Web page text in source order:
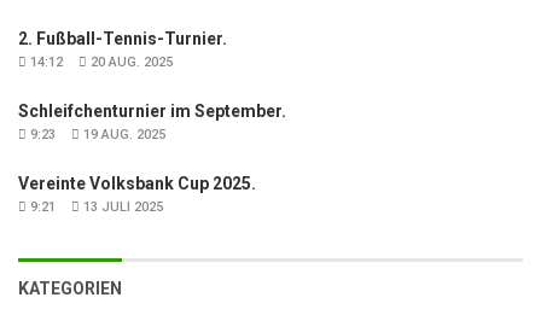
2. Fußball-Tennis-Turnier.
14:12 20 AUG. 2025
Schleifchenturnier im September.
9:23 19 AUG. 2025
Vereinte Volksbank Cup 2025.
9:21 13 JULI 2025
KATEGORIEN